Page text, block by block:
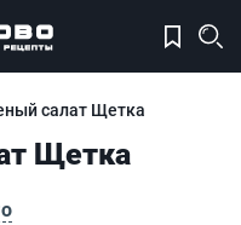
салат Щетка
Щетка